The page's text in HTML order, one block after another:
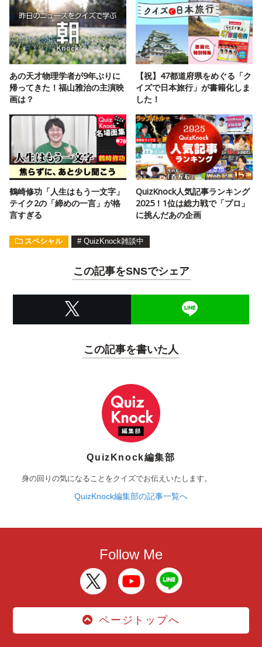
あの天才物理学者が9年ぶりに
帰ってきた！福山雅治の主演映
画は？
【祝】47都道府県をめぐる「ク
イズで日本旅行」が書籍化しま
した！
鶴崎修功「人生はもう一文字」
テイク2の「締めの一言」が格
言すぎる
QuizKnock人気記事ランキング
2025！1位は総力戦で「プロ」
に挑んだあの企画
スペシャル # QuizKnock雑談中
この記事をSNSでシェア
この記事を書いた人
QuizKnock編集部
身の回りの気になることをクイズでお伝えいたします。
QuizKnock編集部の記事一覧へ
Follow Me
ページトップへ